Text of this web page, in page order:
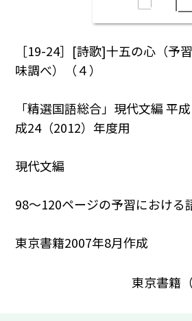
［19-24］[詩歌]十五の心（予
味調べ）（４）
「精選国語総合」現代文編 平
成24（2012）年度用
現代文編
98～120ページの予習における
東京書籍2007年8月作成
東京書籍